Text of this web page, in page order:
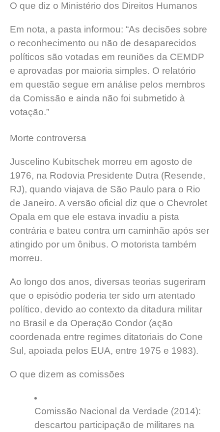
O que diz o Ministério dos Direitos Humanos
Em nota, a pasta informou: “As decisões sobre
o reconhecimento ou não de desaparecidos
políticos são votadas em reuniões da CEMDP
e aprovadas por maioria simples. O relatório
em questão segue em análise pelos membros
da Comissão e ainda não foi submetido à
votação.”
Morte controversa
Juscelino Kubitschek morreu em agosto de
1976, na Rodovia Presidente Dutra (Resende,
RJ), quando viajava de São Paulo para o Rio
de Janeiro. A versão oficial diz que o Chevrolet
Opala em que ele estava invadiu a pista
contrária e bateu contra um caminhão após ser
atingido por um ônibus. O motorista também
morreu.
Ao longo dos anos, diversas teorias sugeriram
que o episódio poderia ter sido um atentado
político, devido ao contexto da ditadura militar
no Brasil e da Operação Condor (ação
coordenada entre regimes ditatoriais do Cone
Sul, apoiada pelos EUA, entre 1975 e 1983).
O que dizem as comissões
Comissão Nacional da Verdade (2014):
descartou participação de militares na